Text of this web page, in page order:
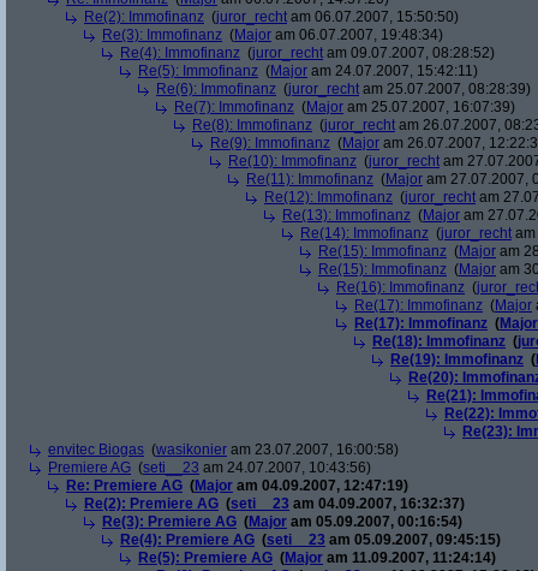
Re(2): Immofinanz (juror_recht am 06.07.2007, 15:50:50)
Re(3): Immofinanz (Major am 06.07.2007, 19:48:34)
Re(4): Immofinanz (juror_recht am 09.07.2007, 08:28:52)
Re(5): Immofinanz (Major am 24.07.2007, 15:42:11)
Re(6): Immofinanz (juror_recht am 25.07.2007, 08:28:39)
Re(7): Immofinanz (Major am 25.07.2007, 16:07:39)
Re(8): Immofinanz (juror_recht am 26.07.2007,
Re(9): Immofinanz (Major am 26.07.2007,
Re(10): Immofinanz (juror_recht am
Re(11): Immofinanz (Major am 27.07.2007,
Re(12): Immofinanz (juror_recht am
Re(13): Immofinanz (Major am
Re(14): Immofinanz (juror_recht
Re(15): Immofinanz (Major am
Re(15): Immofinanz (Major am
Re(16): Immofinanz (
Re(17): Immofinanz (Major
Re(17): Immofinanz (Major
Re(18): Immofinanz (
Re(19): Immofinanz (
Re(20):
Re(21):
Re(22):
Re(23):
envitec Biogas (wasikonier am 23.07.2007, 16:00:58)
Premiere AG (seti__23 am 24.07.2007, 10:43:56)
Re: Premiere AG (Major am 04.09.2007, 12:47:19)
Re(2): Premiere AG (seti__23 am 04.09.2007, 16:32:37)
Re(3): Premiere AG (Major am 05.09.2007, 00:16:54)
Re(4): Premiere AG (seti__23 am 05.09.2007, 09:45:15)
Re(5): Premiere AG (Major am 11.09.2007, 11:24:14)